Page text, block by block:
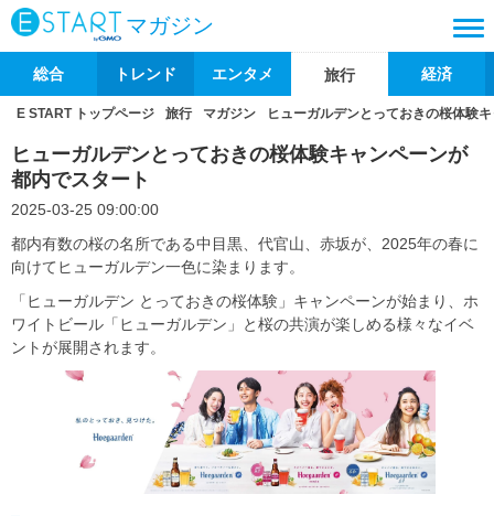
マガジン
総合 トレンド エンタメ 旅行 経済
E START トップページ 旅行 マガジン ヒューガルデンとっておきの桜体験
ヒューガルデンとっておきの桜体験キャンペーンが
都内でスタート
2025-03-25 09:00:00
都内有数の桜の名所である中目黒、代官山、赤坂が、2025年の春に
向けてヒューガルデン一色に染まります。
「ヒューガルデン とっておきの桜体験」キャンペーンが始まり、ホ
ワイトビール「ヒューガルデン」と桜の共演が楽しめる様々なイベ
ントが展開されます。